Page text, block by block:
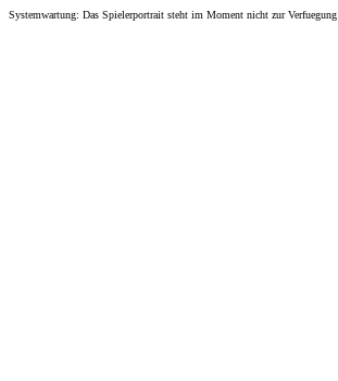
Systemwartung: Das Spielerportrait steht im Moment nicht zur Verfuegung